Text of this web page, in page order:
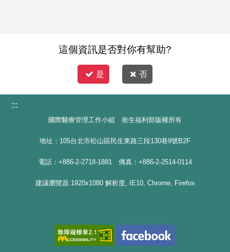
這個資訊是否對你有幫助?
是 否
:::
國際醫療管理工作小組 衛生福利部版權所有
地址：105台北市松山區民生東路三段130巷9號B2F
電話：+886-2-2718-1881 傳真：+886-2-2514-0114
建議瀏覽器:1920x1080 解析度, IE10, Chrome, Firefox